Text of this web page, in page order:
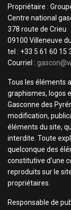
Propriétaire :
Centre national
378 route de Crieu
09100 Villeneuve
tel : +33 5 61 60 15
Courriel :
Tous les éléments
graphismes, logos
Gasconne des
modification,
éléments du site,
interdite. Toute
quelconque des
constitutive d’une
reproduits sur le
propriétaires.
Responsable de